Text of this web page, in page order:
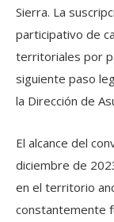
Sierra. La
participativo de
territoriales por
siguiente paso
la Dirección de
El alcance del
diciembre de
en el territorio
constantemente